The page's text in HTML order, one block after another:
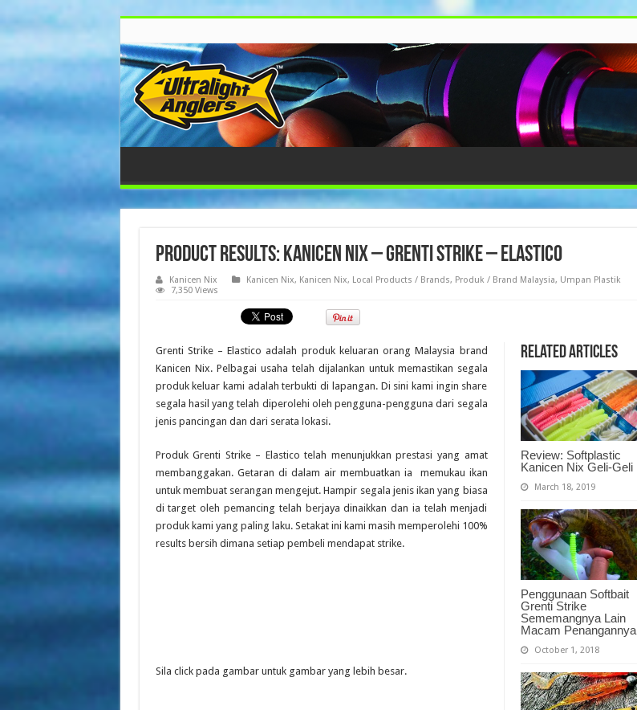
Product Results: Kanicen Nix – Grenti Strike – Elastico
Kanicen Nix Kanicen Nix, Kanicen Nix, Local Products / Brands, Produk / Brand Malaysia, Umpan Plastik
7,350 Views
Related Articles
Review: Softplastic
Kanicen Nix Geli-Geli
March 18, 2019
Penggunaan Softbait
Grenti Strike
Sememangnya Lain
Macam Penangannya
October 1, 2018
Grenti Strike – Elastico adalah produk keluaran orang Malaysia brand
Kanicen Nix. Pelbagai usaha telah dijalankan untuk memastikan segala
produk keluar kami adalah terbukti di lapangan. Di sini kami ingin share
segala hasil yang telah diperolehi oleh pengguna-pengguna dari segala
jenis pancingan dan dari serata lokasi.
Produk Grenti Strike – Elastico telah menunjukkan prestasi yang amat
membanggakan. Getaran di dalam air membuatkan ia memukau ikan
untuk membuat serangan mengejut. Hampir segala jenis ikan yang biasa
di target oleh pemancing telah berjaya dinaikkan dan ia telah menjadi
produk kami yang paling laku. Setakat ini kami masih memperolehi 100%
results bersih dimana setiap pembeli mendapat strike.
Sila click pada gambar untuk gambar yang lebih besar.